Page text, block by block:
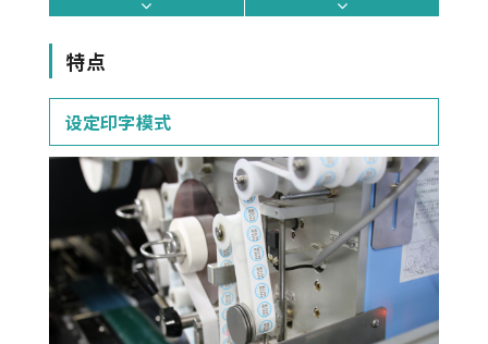
特点
设定印字模式